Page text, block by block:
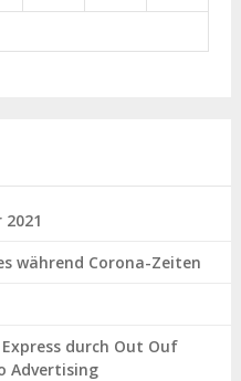
während Corona-Zeiten
durch Out Ouf
Advertising